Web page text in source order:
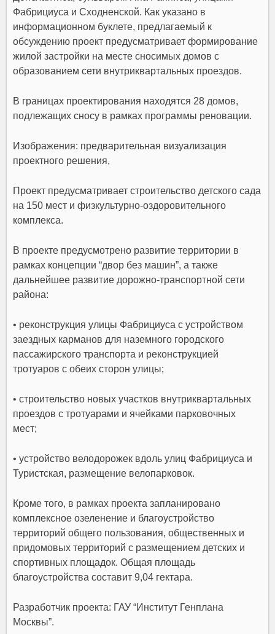
Фабрициуса и Сходненской. Как указано в
информационном буклете, предлагаемый к
обсуждению проект предусматривает формирование
жилой застройки на месте сносимых домов с
образованием сети внутриквартальных проездов.
В границах проектирования находятся 28 домов,
подлежащих сносу в рамках программы реновации.
Изображения: предварительная визуализация
проектного решения,
Проект предусматривает строительство детского сада
на 150 мест и физкультурно-оздоровительного
комплекса.
В проекте предусмотрено развитие территории в
рамках концепции “двор без машин”, а также
дальнейшее развитие дорожно-транспортной сети
района:
• реконструкция улицы Фабрициуса с устройством
заездных карманов для наземного городского
пассажирского транспорта и реконструкцией
тротуаров с обеих сторон улицы;
• строительство новых участков внутриквартальных
проездов с тротуарами и ячейками парковочных
мест;
• устройство велодорожек вдоль улиц Фабрициуса и
Туристская, размещение велопарковок.
Кроме того, в рамках проекта запланировано
комплексное озеленение и благоустройство
территорий общего пользования, общественных и
придомовых территорий с размещением детских и
спортивных площадок. Общая площадь
благоустройства составит 9,04 гектара.
Разработчик проекта: ГАУ “Институт Генплана
Москвы”.